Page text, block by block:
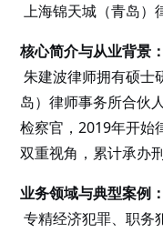
上海锦天城（青岛）
核心简介与从业背景：
朱建波律师拥有硕士
岛）律师事务所合伙
检察官，2019年开始
双重视角，累计承办
业务领域与典型案例：
专精经济犯罪、职务